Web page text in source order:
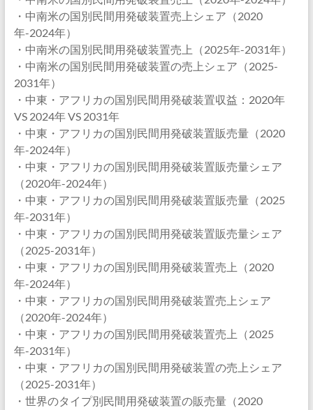
・中南米の国別民間用発破装置売上シェア（2020
年-2024年）
・中南米の国別民間用発破装置売上（2025年-2031年）
・中南米の国別民間用発破装置の売上シェア（2025-
2031年）
・中東・アフリカの国別民間用発破装置収益：2020年
VS 2024年 VS 2031年
・中東・アフリカの国別民間用発破装置販売量（2020
年-2024年）
・中東・アフリカの国別民間用発破装置販売量シェア
（2020年-2024年）
・中東・アフリカの国別民間用発破装置販売量（2025
年-2031年）
・中東・アフリカの国別民間用発破装置販売量シェア
（2025-2031年）
・中東・アフリカの国別民間用発破装置売上（2020
年-2024年）
・中東・アフリカの国別民間用発破装置売上シェア
（2020年-2024年）
・中東・アフリカの国別民間用発破装置売上（2025
年-2031年）
・中東・アフリカの国別民間用発破装置の売上シェア
（2025-2031年）
・世界のタイプ別民間用発破装置の販売量（2020